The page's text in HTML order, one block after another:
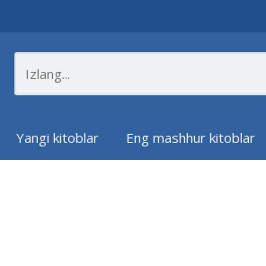
Yangi kitoblar Eng mashhur kitoblar